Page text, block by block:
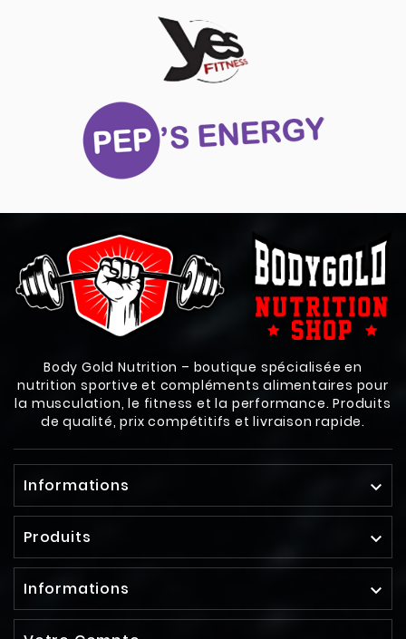
Body Gold Nutrition – boutique spécialisée en
nutrition sportive et compléments alimentaires pour
la musculation, le fitness et la performance. Produits
de qualité, prix compétitifs et livraison rapide.
Informations 
Produits 
Informations 